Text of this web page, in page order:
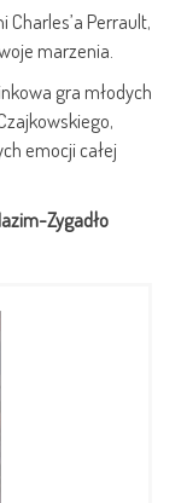
Perrault,
marzenia.
gra młodych
emocji całej
Zygadło